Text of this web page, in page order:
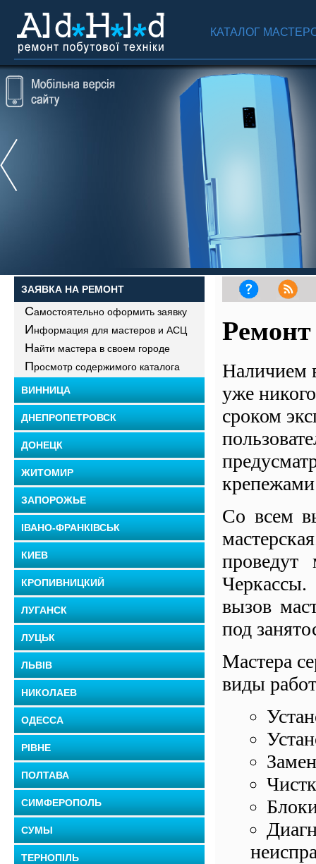
КАТАЛОГ
ЗАЯВКА НА РЕМОНТ
Самостоятельно оформить заявку
Информация для мастеров и АСЦ
Найти мастера в своем городе
Просмотр содержимого каталога
ВИННИЦА
ДНЕПРОПЕТРОВСК
ДОНЕЦК
ЖИТОМИР
ЗАПОРОЖЬЕ
ІВАНО-ФРАНКІВСЬК
КИЕВ
КРОПИВНИЦКИЙ
ЛУГАНСК
ЛУЦЬК
ЛЬВІВ
НИКОЛАЕВ
ОДЕССА
РІВНЕ
ПОЛТАВА
СИМФЕРОПОЛЬ
СУМЫ
ТЕРНОПІЛЬ
Наличием
уже
сроком
крепежами
Со всем
вызов
под
Мастера
виды